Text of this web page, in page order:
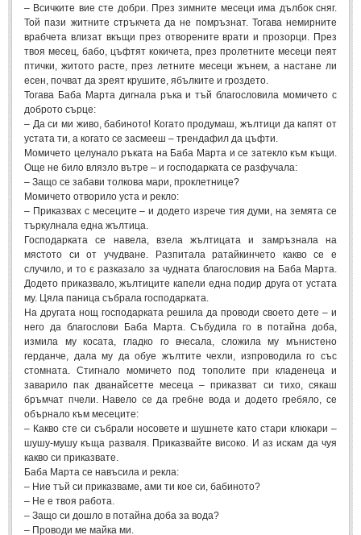
ПОЖЕЛАНИЯ
ПОЖЕЛАНИЯ
Рожден ден (4)
Имен ден (3)
Осми март
Баба Марта
Свети Валентин
Нова Година
Коледа (8)
Сватбa (2)
SMS-И
SMS-И
Любовни SMS-и (38)
Забавни SMS-и
SMS-и за приятели
МЪДРОСТИ
МЪДРОСТИ - КАТЕГОРИИ
– Всичките вие сте добри. През зимните месеци има дълбок сняг.
Той пази житните стръкчета да не помръзнат. Тогава немирните
врабчета влизат вкъщи през отворените врати и прозорци. През
твоя месец, бабо, цъфтят кокичета, през пролетните месеци пеят
птички, житото расте, през летните месеци жънем, а настане ли
есен, почват да зреят крушите, ябълките и гроздето.
Тогава Баба Марта дигнала ръка и тъй благословила момичето с
доброто сърце:
– Да си ми живо, бабиното! Когато продумаш, жълтици да капят от
устата ти, а когато се засмееш – трендафил да цъфти.
Момичето целунало ръката на Баба Марта и се затекло към къщи.
Още не било влязло вътре – и господарката се разфучала:
– Защо се забави толкова мари, проклетнице?
Момичето отворило уста и рекло:
– Приказвах с месеците – и додето изрече тия думи, на земята се
търкулнала една жълтица.
Господарката се навела, взела жълтицата и замръзнала на
мястото си от учудване. Разпитала ратайкинчето какво се е
случило, и то є разказало за чудната благословия на Баба Марта.
Додето приказвало, жълтиците капели една подир друга от устата
му. Цяла паница събрала господарката.
На другата нощ господарката решила да проводи своето дете – и
него да благослови Баба Марта. Събудила го в потайна доба,
измила му косата, гладко го вчесала, сложила му мънистено
герданче, дала му да обуе жълтите чехли, изпроводила го със
стомната. Стигнало момичето под тополите при кладенеца и
заварило пак дванайсетте месеца – приказват си тихо, сякаш
бръмчат пчели. Навело се да гребне вода и додето гребяло, се
обърнало към месеците:
– Какво сте си събрали носовете и шушнете като стари клюкари –
шушу-мушу къща разваля. Приказвайте високо. И аз искам да чуя
какво си приказвате.
Баба Марта се навъсила и рекла:
– Ние тъй си приказваме, ами ти кое си, бабиното?
– Не е твоя работа.
– Защо си дошло в потайна доба за вода?
– Проводи ме майка ми.